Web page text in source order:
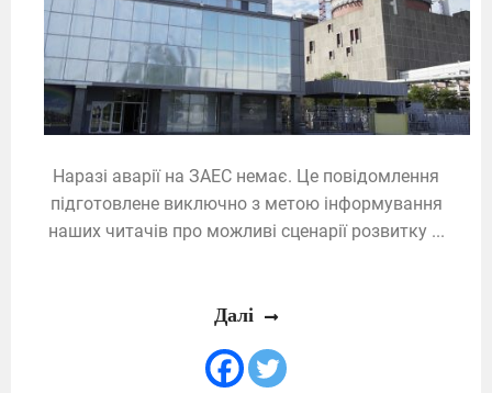
Наразі аварії на ЗАЕС немає. Це повідомлення
підготовлене виключно з метою інформування
наших читачів про можливі сценарії розвитку ...
Далі